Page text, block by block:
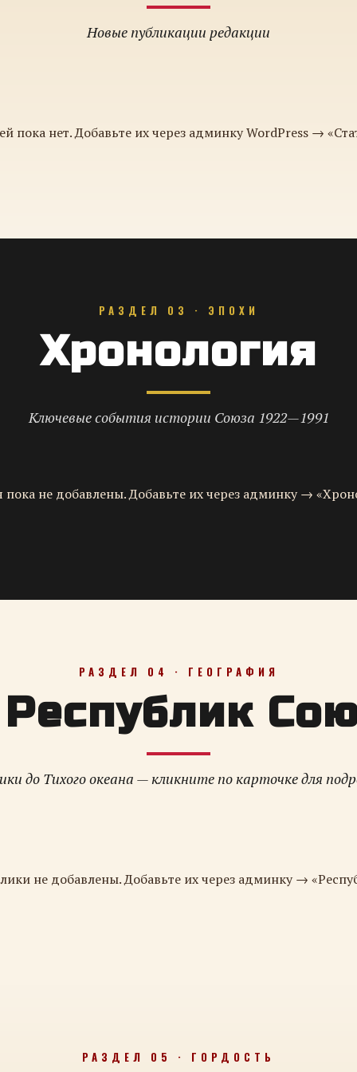
Новые публикации редакции
пока нет. Добавьте их через админку WordPress →
РАЗДЕЛ 03 · ЭПОХИ
Хронология
Ключевые события истории Союза 1922—1991
пока не добавлены. Добавьте их через админку →
РАЗДЕЛ 04 · ГЕОГРАФИЯ
Республик
до Тихого океана — кликните по карточке для
не добавлены. Добавьте их через админку →
РАЗДЕЛ 05 · ГОРДОСТЬ